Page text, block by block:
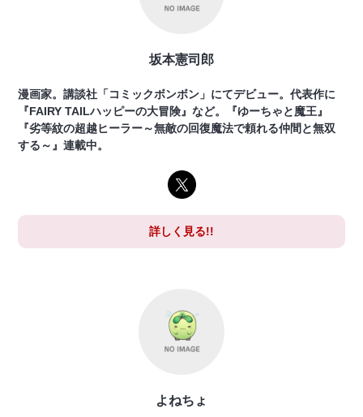
坂本憲司郎
漫画家。講談社「コミックボンボン」にてデビュー。代表作に
『FAIRY TAILハッピーの大冒険』など。『ゆーちゃと魔王』
『劣等紋の超越ヒーラー～無敵の回復魔法で頼れる仲間と無双
する～』連載中。
詳しく見る!!
よねちょ